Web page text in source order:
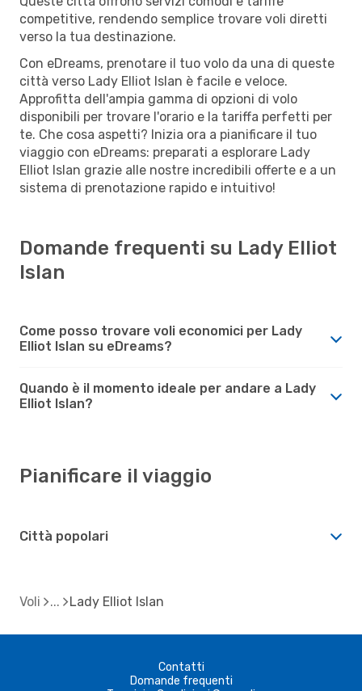
competitive, rendendo semplice trovare voli diretti
verso la tua destinazione.
Con eDreams, prenotare il tuo volo da una di queste
città verso Lady Elliot Islan è facile e veloce.
Approfitta dell'ampia gamma di opzioni di volo
disponibili per trovare l'orario e la tariffa perfetti per
te. Che cosa aspetti? Inizia ora a pianificare il tuo
viaggio con eDreams: preparati a esplorare Lady
Elliot Islan grazie alle nostre incredibili offerte e a un
sistema di prenotazione rapido e intuitivo!
Domande frequenti su Lady Elliot
Islan
Come posso trovare voli economici per Lady
Elliot Islan su eDreams?
Quando è il momento ideale per andare a Lady
Elliot Islan?
Pianificare il viaggio
Città popolari
Voli Lady Elliot Islan
Contatti
Domande frequenti